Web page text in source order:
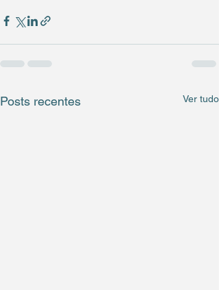
Posts recentes Ver tudo